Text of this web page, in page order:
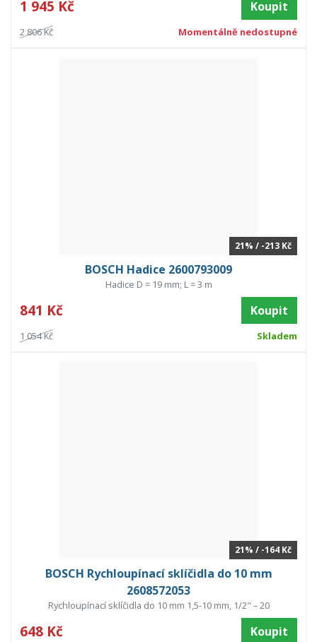
1 945 Kč Koupit
2 806 Kč Momentálně nedostupné
21% / -213 Kč
BOSCH Hadice 2600793009
Hadice D = 19 mm; L = 3 m
841 Kč Koupit
1 054 Kč Skladem
21% / -164 Kč
BOSCH Rychloupínací sklíčidla do 10 mm
2608572053
Rychloupínací sklíčidla do 10 mm 1,5-10 mm, 1/2" – 20
648 Kč Koupit